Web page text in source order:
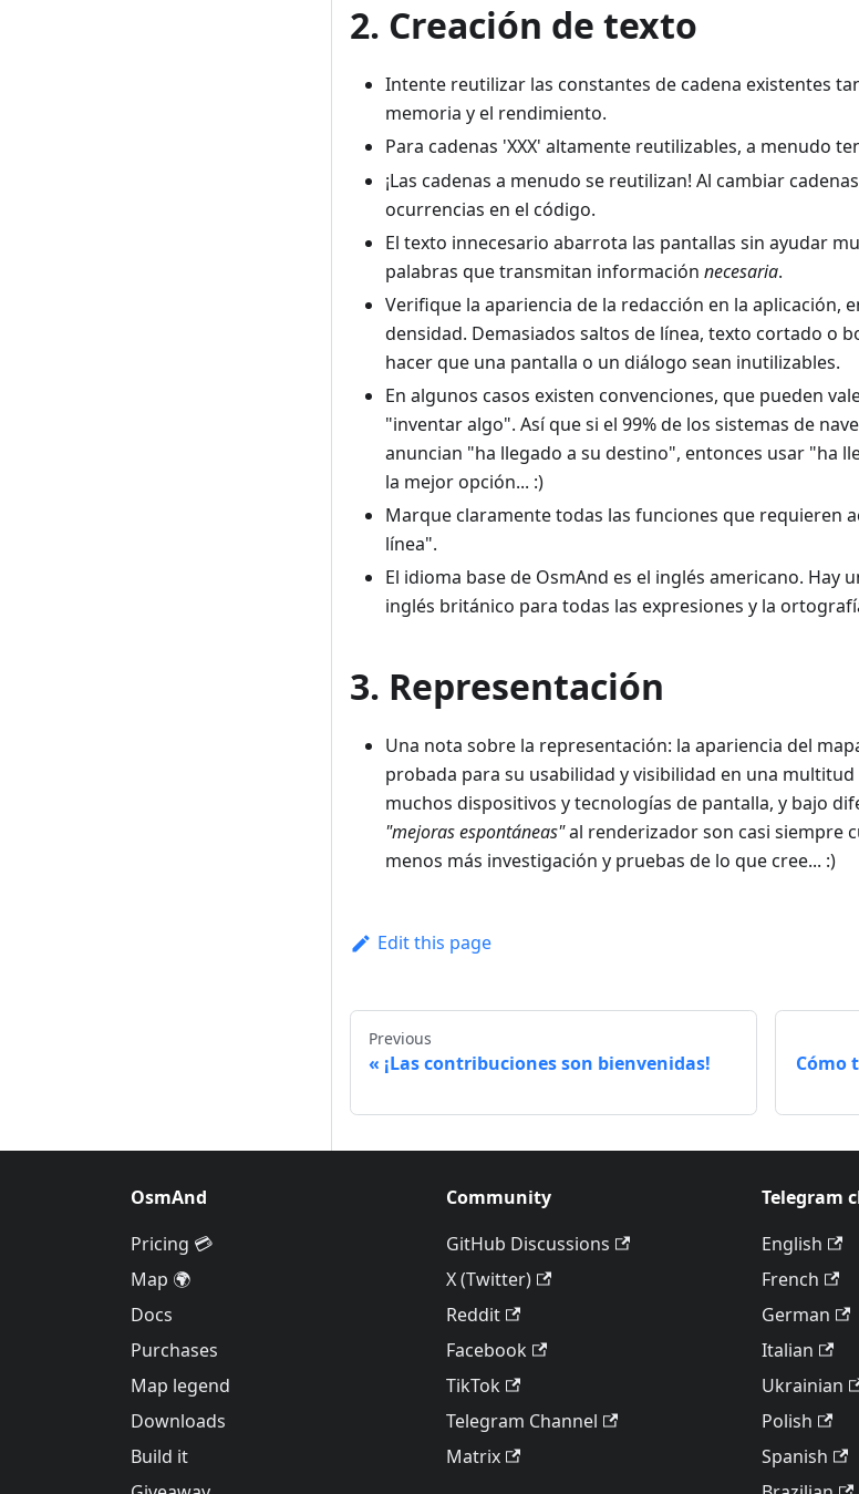
2. Creación de texto
Intente reutilizar las constantes de cadena existentes
memoria y el rendimiento.
Para cadenas 'XXX' altamente reutilizables, a menudo
¡Las cadenas a menudo se reutilizan! Al cambiar
ocurrencias en el código.
El texto innecesario abarrota las pantallas sin ayudar
palabras que transmitan información necesaria.
Verifique la apariencia de la redacción en la aplicación,
densidad. Demasiados saltos de línea, texto cortado o
hacer que una pantalla o un diálogo sean inutilizables.
En algunos casos existen convenciones, que pueden
"inventar algo". Así que si el 99% de los sistemas de
anuncian "ha llegado a su destino", entonces usar "ha
la mejor opción... :)
Marque claramente todas las funciones que requieren
línea".
El idioma base de OsmAnd es el inglés americano. Hay
inglés británico para todas las expresiones y la
3. Representación
Una nota sobre la representación: la apariencia del
probada para su usabilidad y visibilidad en una
muchos dispositivos y tecnologías de pantalla, y bajo
"mejoras espontáneas"al renderizador son casi siempre
menos más investigación y pruebas de lo que cree... :)
Edit this page
Previous
¡Las contribuciones son bienvenidas!
Cómo
OsmAnd
Pricing 💳
Map 🌍
Docs
Purchases
Map legend
Downloads
Build it
Community
GitHub Discussions
X (Twitter)
Reddit
Facebook
TikTok
Telegram Channel
Matrix
Telegram
English
French
German
Italian
Ukrainian
Polish
Spanish